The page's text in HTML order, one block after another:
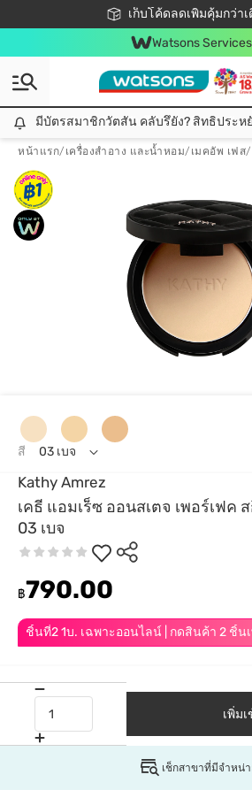
เก็บโค้ดลดเพิ่มคุ้มกว่า
ชอปออนไลน์ครั้งแรก ลดเพิ่ม
📦ส่งฟรี! เมื่อชอป
สมาชิกวัตสัน คลับดียั
Watsons Services
มีบัตรสมาชิกวัตสัน คลับรึยัง? สิทธิประหยัดสุดว้าวรอคุณอยู่ ชอปคุ้มกว่าเดิม คลิก!
มีบัตรสมาชิกวัตสัน คลับรึยัง? สิทธิประ
หน้าแรก/ เครื่องสำอาง และน้ำหอม/ เมคอัพ เฟส/
Kathy Amrez
เคธี แอมเร็ซ ออนสเตจ เพอร์เฟค
03 เบจ
ชิ้นที่2 1บ. เฉพาะออนไลน์ | กดสินค้า 2 ชิ้
฿790.00
สี 03 เบจ
เพิ่ม
เช็กสาขาที่มีจำหน่า